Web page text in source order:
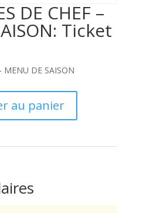
DE CHEF –
Ticket
MENU DE SAISON
au panier